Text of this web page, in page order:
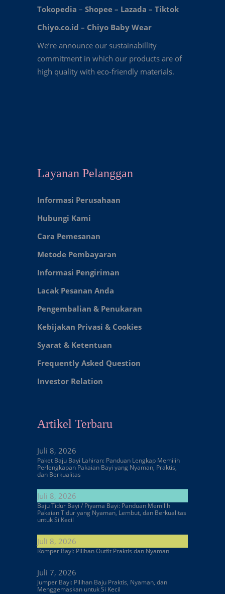
Tokopedia – Shopee – Lazada – Tiktok
Chiyo.co.id – Chiyo Baby Wear
We’re announce our sustainabillity
commitment in which our products are of
high quality with eco-friendly materials.
Layanan Pelanggan
Informasi Perusahaan
Hubungi Kami
Cara Pemesanan
Metode Pembayaran
Informasi Pengiriman
Lacak Pesanan Anda
Pengembalian & Penukaran
Kebijakan Privasi & Cookies
Syarat & Ketentuan
Frequently Asked Question
Investor Relation
Artikel Terbaru
Juli 8, 2026
Paket Baju Bayi Lahiran: Panduan Lengkap Memilih
Perlengkapan Pakaian Bayi yang Nyaman, Praktis,
dan Berkualitas
Juli 8, 2026
Baju Tidur Bayi / Piyama Bayi: Panduan Memilih
Pakaian Tidur yang Nyaman, Lembut, dan Berkualitas
untuk Si Kecil
Juli 8, 2026
Romper Bayi: Pilihan Outfit Praktis dan Nyaman
Juli 7, 2026
Jumper Bayi: Pilihan Baju Praktis, Nyaman, dan
Menggemaskan untuk Si Kecil